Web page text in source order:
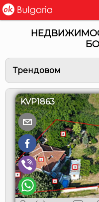
Трендовом
KVP1863